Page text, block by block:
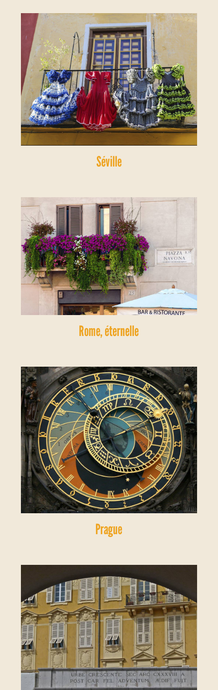
Séville
Rome, éternelle
Prague